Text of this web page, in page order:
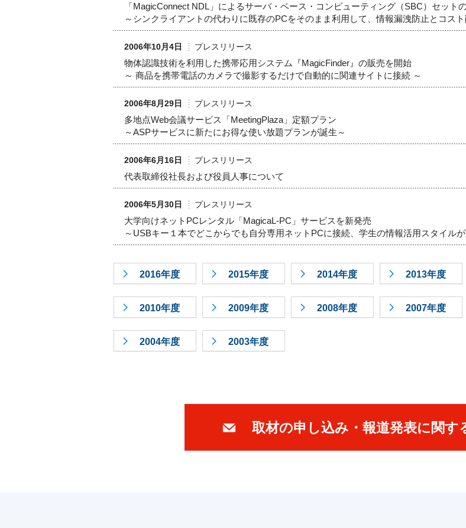
「MagicConnect NDL」によるサーバ・ベース・コンピューティング（SBC）セット
～シンクライアントの代わりに既存のPCをそのまま利用して、情報漏洩防止とコス
2006年10月4日 プレスリリース
物体認識技術を利用した携帯応用システム『MagicFinder』の販売を開始
～ 商品を携帯電話のカメラで撮影するだけで自動的に関連サイトに接続 ～
2006年8月29日 プレスリリース
多地点Web会議サービス「MeetingPlaza」定額プラン
～ASPサービスに新たにお得な使い放題プランが誕生～
2006年6月16日 プレスリリース
代表取締役社長および役員人事について
2006年5月30日 プレスリリース
大学向けネットPCレンタル「MagicaL-PC」サービスを新発売
～USBキー１本でどこからでも自分専用ネットPCに接続、学生の情報活用スタイル
2016年度 2015年度 2014年度 2013年度
2010年度 2009年度 2008年度 2007年度
2004年度 2003年度
取材の申し込み・報道発表に関す